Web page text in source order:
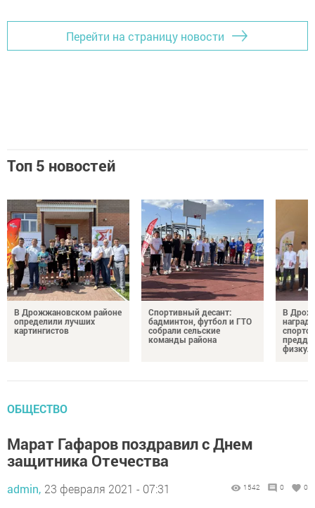
Перейти на страницу новости
Топ 5 новостей
В Дрожжановском районе
определили лучших
картингистов
Спортивный десант:
бадминтон, футбол и ГТО
собрали сельские
команды района
В
ОБЩЕСТВО
Марат Гафаров поздравил с Днем
защитника Отечества
admin, 23 февраля 2021 - 07:31 1542 0 0